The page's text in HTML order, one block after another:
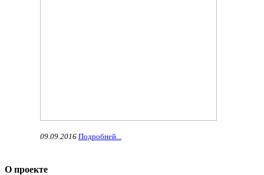
09.09.2016 Подробней...
О проекте